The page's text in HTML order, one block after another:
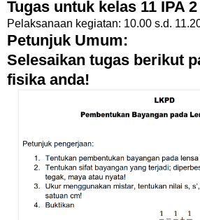
Tugas untuk kelas 11 IPA 2
Pelaksanaan kegiatan: 10.00 s.d.
Petunjuk Umum:
Selesaikan tugas berikut
fisika anda!